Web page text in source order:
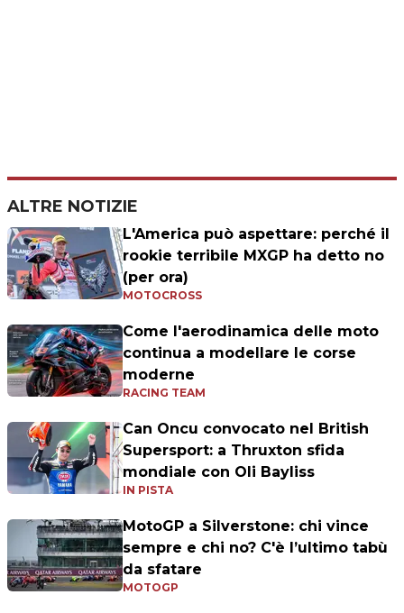
ALTRE NOTIZIE
L'America può aspettare: perché il
rookie terribile MXGP ha detto no
(per ora)
MOTOCROSS
Come l'aerodinamica delle moto
continua a modellare le corse
moderne
RACING TEAM
Can Oncu convocato nel British
Supersport: a Thruxton sfida
mondiale con Oli Bayliss
IN PISTA
MotoGP a Silverstone: chi vince
sempre e chi no? C'è l’ultimo tabù
da sfatare
MOTOGP